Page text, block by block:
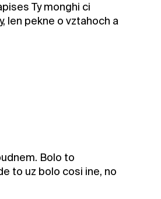
Ty monghi ci
len pekne o vztahoch a
Bolo to
to uz bolo cosi ine, no